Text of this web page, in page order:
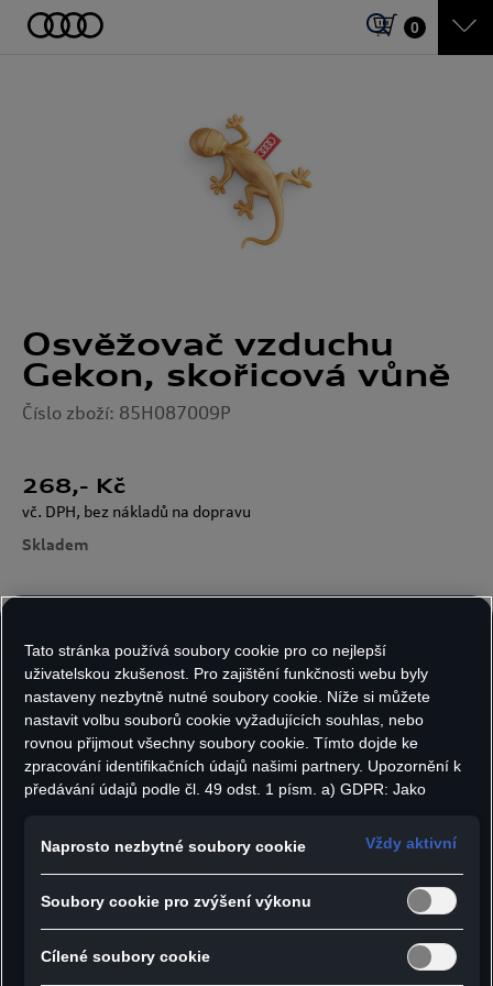
0
Osvěžovač vzduchu
Gekon, skořicová vůně
Číslo zboží: 85H087009P
268,- Kč
vč. DPH, bez nákladů na dopravu
Skladem
Do košíku
- Gekon se jednoduše nasadí na lamely
- Gekon zajistí aromatickou skořicovou vůni ve
vozidle po dobu přibližně 45 dnů
- Vůně je zpočátku velmi intenzivní, postupem
Tato stránka používá soubory cookie pro co nejlepší
uživatelskou zkušenost. Pro zajištění funkčnosti webu byly
nastaveny nezbytně nutné soubory cookie. Níže si můžete
nastavit volbu souborů cookie vyžadujících souhlas, nebo
rovnou přijmout všechny soubory cookie. Tímto dojde ke
zpracování identifikačních údajů našimi partnery. Upozornění k
předávání údajů podle čl. 49 odst. 1 písm. a) GDPR: Jako
používán Google Analytics. Nelze vyloučit, že společnost
Google Ireland jako náš smluvní partner předává osobní údaje
státech neexistuje úroveň ochrany osobních údajů věcně
rovnocenná Evropské unii a chybí rozhodnutí Evropské komise
o odpovídající ochraně. Z toho pro vás mohou vyplývat rizika,
protože v USA nemůžete účinně uplatnit svá práva subjektu
Naprosto nezbytné soubory cookie Vždy aktivní
Soubory cookie pro zvýšení výkonu
Cílené soubory cookie